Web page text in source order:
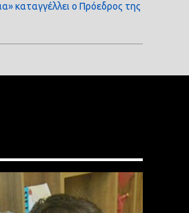
καταγγέλλει ο Πρόεδρος της